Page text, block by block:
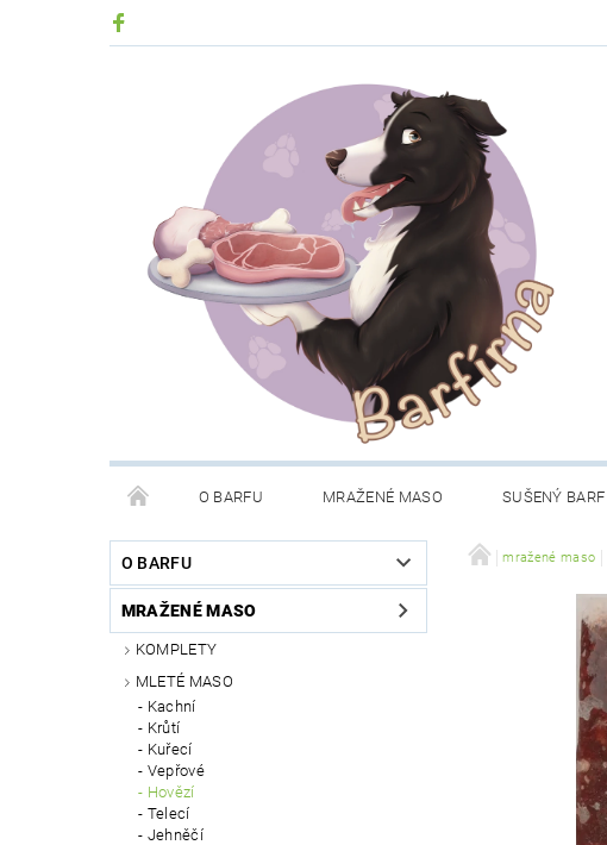
O BARFU MRAŽENÉ MASO SUŠENÝ BARF
VÝCVIK PSŮ DOPRAVA A PLATBA
O BARFU
MRAŽENÉ MASO
KOMPLETY
MLETÉ MASO
Kachní
Krůtí
Kuřecí
Vepřové
Hovězí
Telecí
Jehněčí
mražené maso